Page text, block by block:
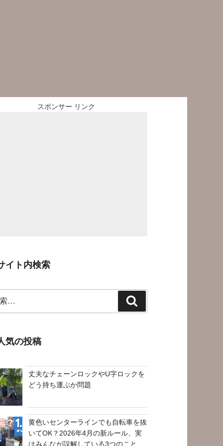
スポンサー リンク
イト内検索
索
気の投稿
丈夫なチェーンロックやU字ロックを
どう持ち運ぶか問題
黄色いセンターラインでも自転車を抜
いてOK？2026年4月の新ルール、実
はみんなが誤解している3つのこと